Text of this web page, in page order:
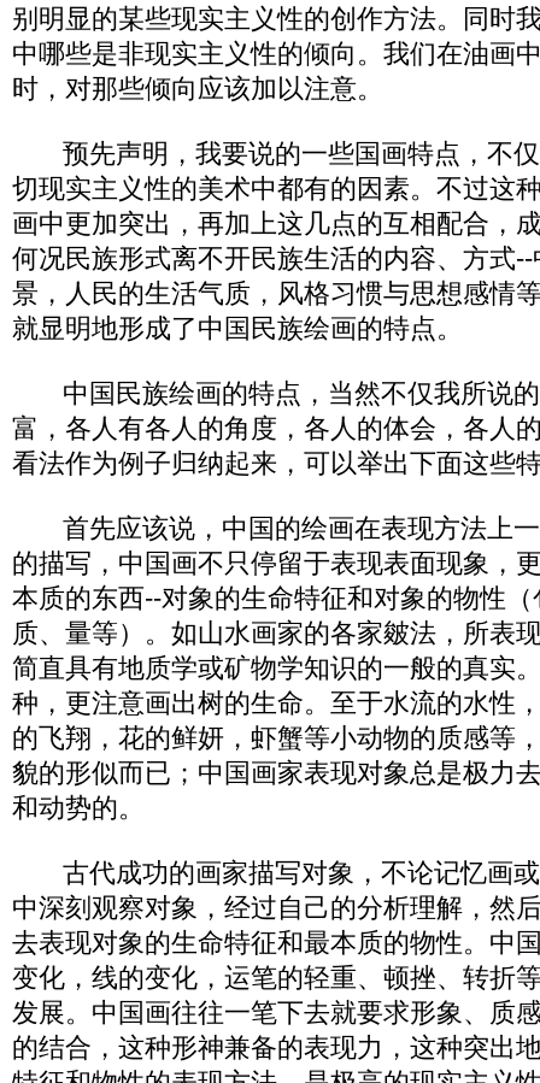
别明显的某些现实主义性的创作方法。同时
中哪些是非现实主义性的倾向。我们在油画
时，对那些倾向应该加以注意。
预先声明，我要说的一些国画特点，不仅
切现实主义性的美术中都有的因素。不过这
画中更加突出，再加上这几点的互相配合，
何况民族形式离不开民族生活的内容、方式
景，人民的生活气质，风格习惯与思想感情
就显明地形成了中国民族绘画的特点。
中国民族绘画的特点，当然不仅我所说的
富，各人有各人的角度，各人的体会，各人
看法作为例子归纳起来，可以举出下面这些
首先应该说，中国的绘画在表现方法上一
的描写，中国画不只停留于表现表面现象，
本质的东西--对象的生命特征和对象的物性
质、量等）。如山水画家的各家皴法，所表
简直具有地质学或矿物学知识的一般的真实
种，更注意画出树的生命。至于水流的水性
的飞翔，花的鲜妍，虾蟹等小动物的质感等
貌的形似而已；中国画家表现对象总是极力
和动势的。
古代成功的画家描写对象，不论记忆画或
中深刻观察对象，经过自己的分析理解，然
去表现对象的生命特征和最本质的物性。中
变化，线的变化，运笔的轻重、顿挫、转折
发展。中国画往往一笔下去就要求形象、质
的结合，这种形神兼备的表现力，这种突出